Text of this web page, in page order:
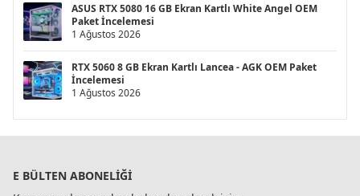
ASUS RTX 5080 16 GB Ekran Kartlı White Angel OEM
Paket İncelemesi
1 Ağustos 2026
RTX 5060 8 GB Ekran Kartlı Lancea - AGK OEM Paket
İncelemesi
1 Ağustos 2026
E BÜLTEN ABONELIĞI